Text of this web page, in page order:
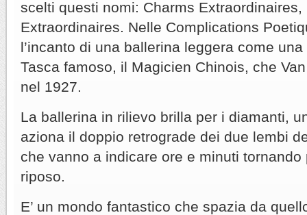
scelti questi nomi: Charms Extraordinaires,
Extraordinaires. Nelle Complications
l’incanto di una ballerina leggera come
Tasca famoso, il Magicien Chinois, che
nel 1927.
La ballerina in rilievo brilla per i diamanti,
aziona il doppio retrograde dei due lembi
che vanno a indicare ore e minuti
riposo.
E’ un mondo fantastico che spazia da